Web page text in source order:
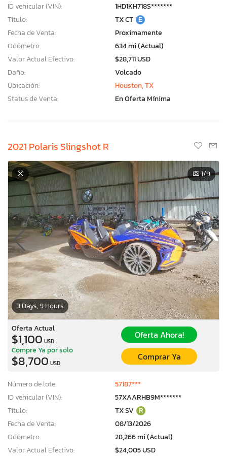
ID vehicular (VIN):
1HD1KH718S*******
Título:
TX CT E
Fecha de Venta:
Proximamente
Odómetro:
634 mi (Actual)
Valor Actual Efectivo:
$28,711 USD
Daño:
Volcado
Ubicación:
Houston, TX
Status de Venta:
En Oferta Mínima
2021 Polaris Slingshot R
3 Days, 9 Hours
1/9
Oferta Actual
$1,100 USD
Oferta Ahora!
Compre Ya por solo
$8,700 USD
Comprar Ya
Número de lote:
57187***
ID vehicular (VIN):
57XAARHB9M*******
Título:
TX SV R
Fecha de Venta:
08/13/2026
Odómetro:
28,266 mi (Actual)
Valor Actual Efectivo:
$24,005 USD